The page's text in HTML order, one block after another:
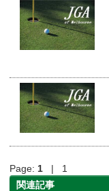
Page: 1 | 1
関連記事